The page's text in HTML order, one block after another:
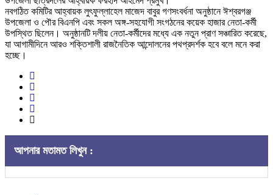
নবগঠিত কমিটির আহ্বায়ক লুৎফুল্লাহেল মাজেদ বাবুর গণসংবর্ধনা অনুষ্ঠানে ঈশ্বরগঞ্জ
উপজেলা ও পৌর বিএনপি এবং সকল অঙ্গ-সহযোগী সংগঠনের কয়েক হাজার নেতা-কর্মী
উপস্থিত ছিলেন। অনুষ্ঠানটি দলীয় নেতা-কর্মীদের মধ্যে এক নতুন প্রাণ সঞ্চারিত করেছে,
যা আগামীদিনে আরও শক্তিশালী রাজনৈতিক আন্দোলনের পথপ্রদর্শক হবে বলে মনে করা
হচ্ছে।
আপনার মতামত লিখুন :